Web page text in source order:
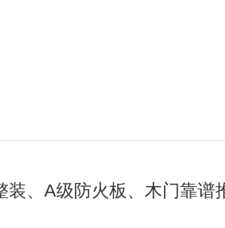
装、A级防火板、木门靠谱